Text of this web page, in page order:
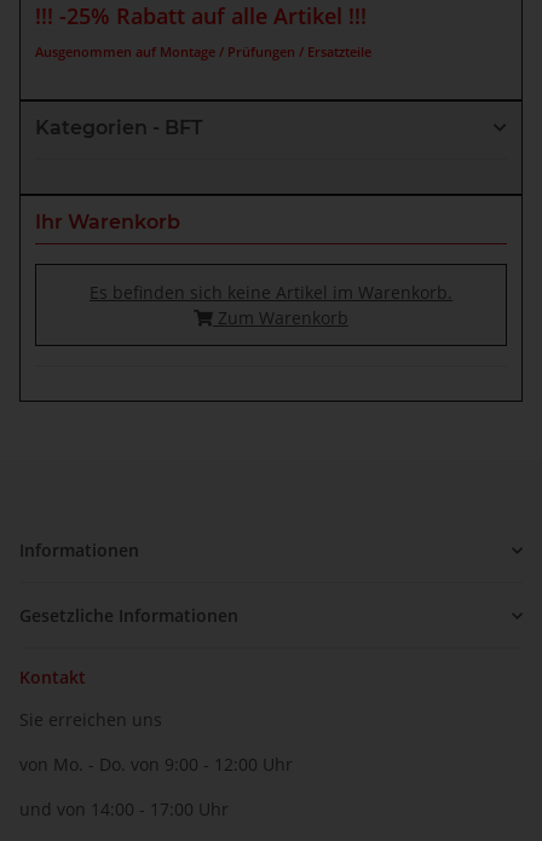
!!! -25% Rabatt auf alle Artikel !!!
Ausgenommen auf Montage / Prüfungen / Ersatzteile
Kategorien - BFT
Ihr Warenkorb
Es befinden sich keine Artikel im Warenkorb.
Zum Warenkorb
Informationen
Gesetzliche Informationen
Kontakt
Sie erreichen uns
von Mo. - Do. von 9:00 - 12:00 Uhr
und von 14:00 - 17:00 Uhr